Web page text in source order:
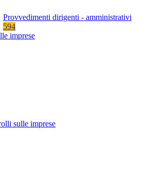
Provvedimenti dirigenti - amministrativi
594
imprese
sulle imprese